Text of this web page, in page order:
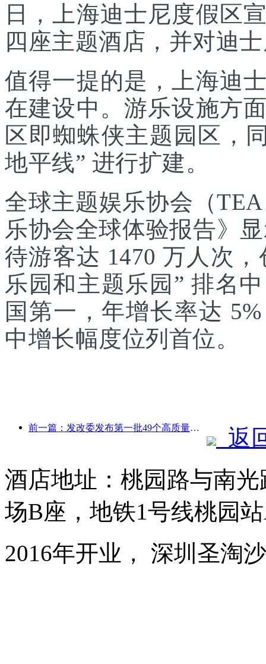
日，上海迪士尼度假区
四座主题酒店，并对迪
值得一提的是，上海迪
在建设中。游乐设施方
区即蜘蛛侠主题园区，
地平线” 进行扩建。
全球主题娱乐协会（
乐协会全球体验报告》
待游客达 1470 万人次
乐园和主题乐园” 排名
国第一，年增长率达
中增长幅度位列首位。
前一篇：发改委发布第一批49个高质量户外运动目的地名单
返
酒店地址：桃园路与南
场B座，地铁1号线桃园
2016年开业， 深圳圣